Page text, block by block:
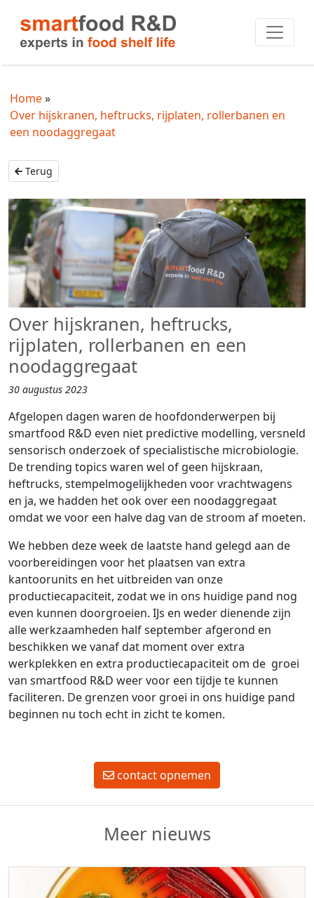
Home
Over hijskranen, heftrucks, rijplaten, rollerbanen en
een noodaggregaat
Terug
Over hijskranen, heftrucks,
rijplaten, rollerbanen en een
noodaggregaat
30 augustus 2023
Afgelopen dagen waren de hoofdonderwerpen bij
smartfood R&D even niet predictive modelling, versneld
sensorisch onderzoek of specialistische microbiologie.
De trending topics waren wel of geen hijskraan,
heftrucks, stempelmogelijkheden voor vrachtwagens
en ja, we hadden het ook over een noodaggregaat
omdat we voor een halve dag van de stroom af moeten.
We hebben deze week de laatste hand gelegd aan de
voorbereidingen voor het plaatsen van extra
kantoorunits en het uitbreiden van onze
productiecapaciteit, zodat we in ons huidige pand nog
even kunnen doorgroeien. IJs en weder dienende zijn
alle werkzaamheden half september afgerond en
beschikken we vanaf dat moment over extra
werkplekken en extra productiecapaciteit om de groei
van smartfood R&D weer voor een tijdje te kunnen
faciliteren. De grenzen voor groei in ons huidige pand
beginnen nu toch echt in zicht te komen.
contact opnemen
Meer nieuws